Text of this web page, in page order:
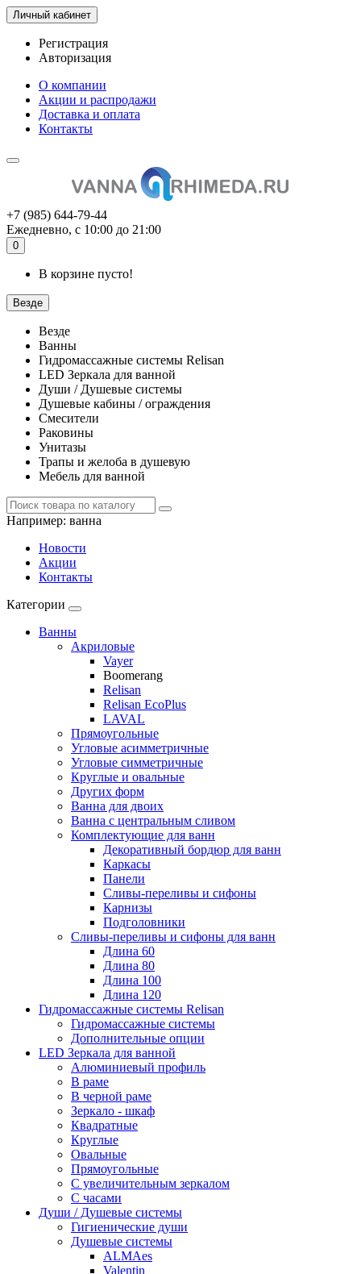
Личный кабинет
Регистрация
Авторизация
О компании
Акции и распродажи
Доставка и оплата
Контакты
+7 (985) 644-79-44
Ежедневно, с 10:00 до 21:00
0
В корзине пусто!
Везде
Везде
Ванны
Гидромассажные системы Relisan
LED Зеркала для ванной
Души / Душевые системы
Душевые кабины / ограждения
Смесители
Раковины
Унитазы
Трапы и желоба в душевую
Мебель для ванной
Например: ванна
Новости
Акции
Контакты
Категории
Ванны
Акриловые
Vayer
Boomerang
Relisan
Relisan EcoPlus
LAVAL
Прямоугольные
Угловые асимметричные
Угловые симметричные
Круглые и овальные
Других форм
Ванна для двоих
Ванна с центральным сливом
Комплектующие для ванн
Декоративный бордюр для ванн
Каркасы
Панели
Сливы-переливы и сифоны
Карнизы
Подголовники
Сливы-переливы и сифоны для ванн
Длина 60
Длина 80
Длина 100
Длина 120
Гидромассажные системы Relisan
Гидромассажные системы
Дополнительные опции
LED Зеркала для ванной
Алюминиевый профиль
В раме
В черной раме
Зеркало - шкаф
Квадратные
Круглые
Овальные
Прямоугольные
С увеличительным зеркалом
С часами
Души / Душевые системы
Гигиенические души
Душевые системы
ALMAes
Valentin